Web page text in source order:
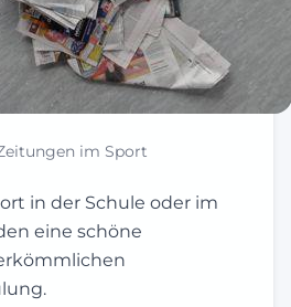
im Sport
in der Schule oder im
eine schöne